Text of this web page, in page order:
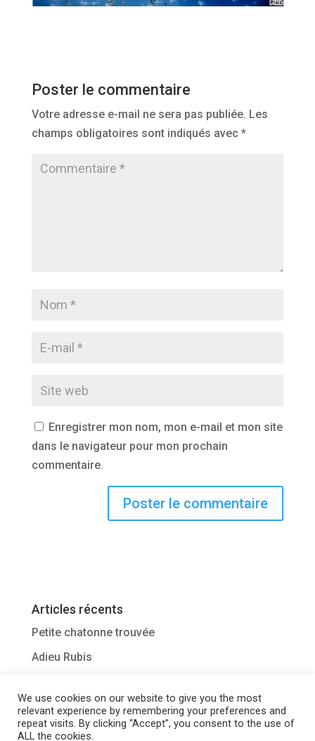
Poster le commentaire
Votre adresse e-mail ne sera pas publiée. Les
champs obligatoires sont indiqués avec *
Enregistrer mon nom, mon e-mail et mon site
dans le navigateur pour mon prochain
commentaire.
Articles récents
Petite chatonne trouvée
Adieu Rubis
Adieu Mazette
Sauvetage de Toy chat blessé
We use cookies on our website to give you the most
relevant experience by remembering your preferences and
repeat visits. By clicking “Accept”, you consent to the use of
ALL the cookies.